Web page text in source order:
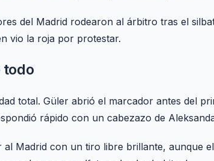
del Madrid rodearon al árbitro tras el
vio la roja por protestar.
todo
total. Güler abrió el marcador antes del
rápido con un cabezazo de
Madrid con un tiro libre brillante, aunque